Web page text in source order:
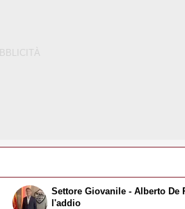
Settore Giovanile - Alberto De
l'addio